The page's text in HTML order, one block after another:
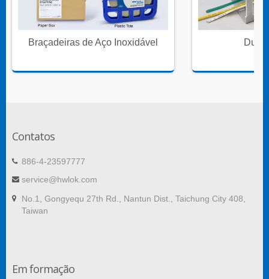
Braçadeiras de Aço Inoxidável
Contatos
886-4-23597777
service@hwlok.com
No.1, Gongyequ 27th Rd., Nantun Dist., Taichung City 408,
Taiwan
Em formação